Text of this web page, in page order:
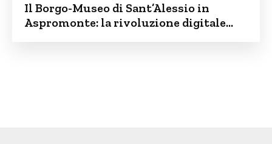
Il Borgo-Museo di Sant’Alessio in
Aspromonte: la rivoluzione digitale